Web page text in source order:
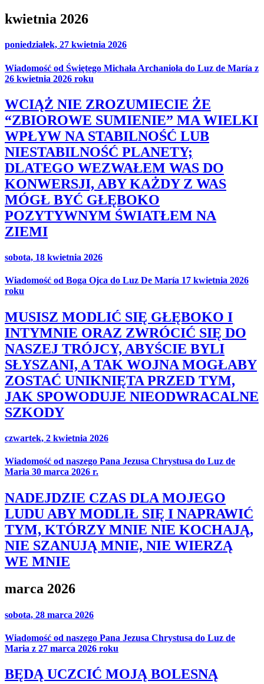
kwietnia 2026
poniedziałek, 27 kwietnia 2026
Wiadomość od Świętego Michała Archanioła do Luz de María z
26 kwietnia 2026 roku
WCIĄŻ NIE ZROZUMIECIE ŻE
“ZBIOROWE SUMIENIE” MA WIELKI
WPŁYW NA STABILNOŚĆ LUB
NIESTABILNOŚĆ PLANETY;
DLATEGO WEZWAŁEM WAS DO
KONWERSJI, ABY KAŻDY Z WAS
MÓGŁ BYĆ GŁĘBOKO
POZYTYWNYM ŚWIATŁEM NA
ZIEMI
sobota, 18 kwietnia 2026
Wiadomość od Boga Ojca do Luz De María 17 kwietnia 2026
roku
MUSISZ MODLIĆ SIĘ GŁĘBOKO I
INTYMNIE ORAZ ZWRÓCIĆ SIĘ DO
NASZEJ TRÓJCY, ABYŚCIE BYLI
SŁYSZANI, A TAK WOJNA MOGŁABY
ZOSTAĆ UNIKNIĘTA PRZED TYM,
JAK SPOWODUJE NIEODWRACALNE
SZKODY
czwartek, 2 kwietnia 2026
Wiadomość od naszego Pana Jezusa Chrystusa do Luz de
Maria 30 marca 2026 r.
NADEJDZIE CZAS DLA MOJEGO
LUDU ABY MODLIŁ SIĘ I NAPRAWIĆ
TYM, KTÓRZY MNIE NIE KOCHAJĄ,
NIE SZANUJĄ MNIE, NIE WIERZĄ
WE MNIE
marca 2026
sobota, 28 marca 2026
Wiadomość od naszego Pana Jezusa Chrystusa do Luz de
Maria z 27 marca 2026 roku
BĘDĄ UCZCIĆ MOJĄ BOLESNĄ